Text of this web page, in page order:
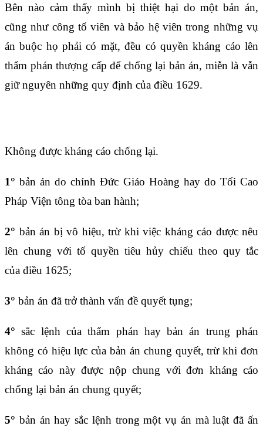
Bên nào cảm thấy mình bị thiệt hại do một bản án,
cũng như công tố viên và bảo hệ viên trong những vụ
án buộc họ phải có mặt, đều có quyền kháng cáo lên
thẩm phán thượng cấp để chống lại bản án, miễn là vẫn
giữ nguyên những quy định của điều 1629.
Không được kháng cáo chống lại.
1° bản án do chính Đức Giáo Hoàng hay do Tối Cao
Pháp Viện tông tòa ban hành;
2° bản án bị vô hiệu, trừ khi việc kháng cáo được nêu
lên chung với tố quyền tiêu hủy chiếu theo quy tắc
của điều 1625;
3° bản án đã trở thành vấn đề quyết tụng;
4° sắc lệnh của thẩm phán hay bản án trung phán
không có hiệu lực của bản án chung quyết, trừ khi đơn
kháng cáo này được nộp chung với đơn kháng cáo
chống lại bản án chung quyết;
5° bản án hay sắc lệnh trong một vụ án mà luật đã ấn